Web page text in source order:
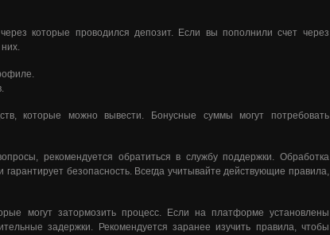
которые проводился депозит. Если вы пополнили счет через
которые можно вывести. Бонусные суммы могут потребовать
рекомендуется обратиться в службу поддержки. Обработка
безопасность. Всегда учитывайте действующие правила,
могут затормозить процесс. Если на платформе установлены
задержки. Рекомендуется заранее изучить правила, чтобы